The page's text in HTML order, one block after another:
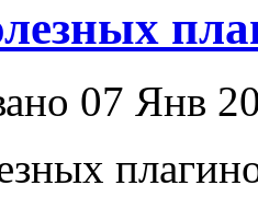
07 Янв